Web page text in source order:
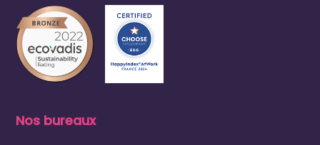
Nos bureaux